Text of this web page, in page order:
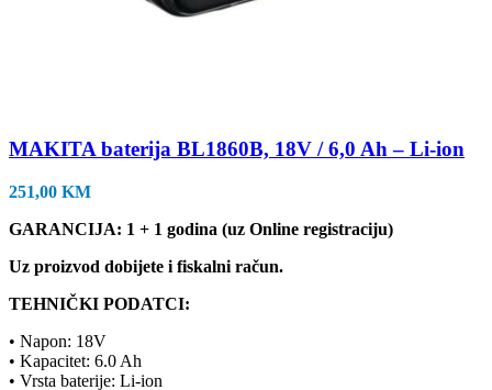
MAKITA baterija BL1860B, 18V / 6,0 Ah – Li-ion
251,00 KM
GARANCIJA: 1 + 1 godina (uz Online registraciju)
Uz proizvod dobijete i fiskalni račun.
TEHNIČKI PODATCI:
• Napon: 18V
• Kapacitet: 6.0 Ah
• Vrsta baterije: Li-ion